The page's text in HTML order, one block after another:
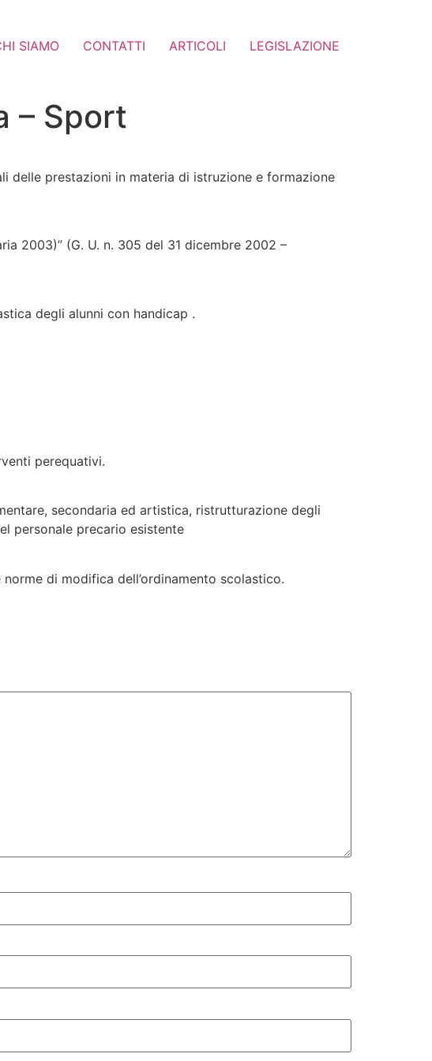
SIAMO CONTATTI ARTICOLI LEGISLAZIONE
– Sport
delle prestazioni in materia di istruzione e formazione
2003)” (G. U. n. 305 del 31 dicembre 2002 –
degli alunni con handicap .
perequativi.
secondaria ed artistica, ristrutturazione degli
personale precario esistente
di modifica dell’ordinamento scolastico.